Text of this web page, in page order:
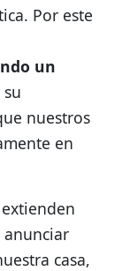
Por este
un
nuestros
en
anunciar
casa,